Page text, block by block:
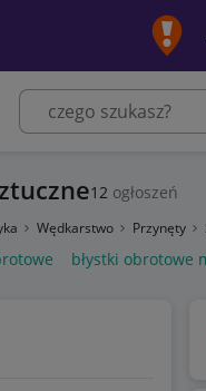
12 ogłoszeń
Wędkarstwo Przynęty
błystki obrotowe